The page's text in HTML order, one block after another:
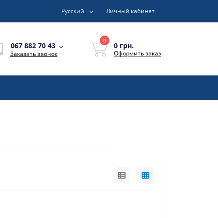
Русский Личный кабинет
067 882 70 43
Заказать звонок
0
0 грн.
Оформить заказ